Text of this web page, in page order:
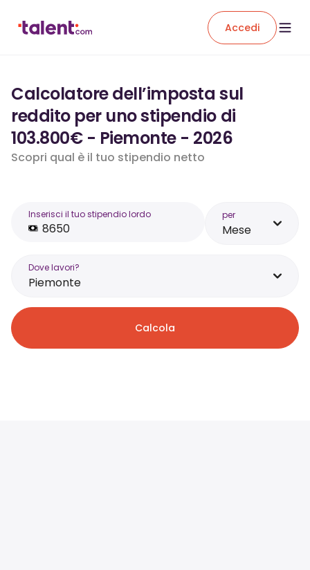
Accedi
Calcolatore dell’imposta sul
reddito per uno stipendio di
103.800€ - Piemonte - 2026
Scopri qual è il tuo stipendio netto
Inserisci il tuo stipendio lordo per
Mese
Dove lavori?
Piemonte
Calcola